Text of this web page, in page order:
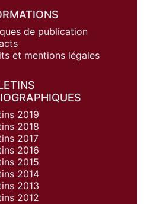
de publication
et mentions légales
2019
2018
2017
2016
2015
2014
2013
2012